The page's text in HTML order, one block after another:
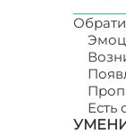
Есть